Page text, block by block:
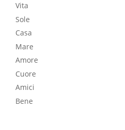
Vita
Sole
Casa
Mare
Amore
Cuore
Amici
Bene